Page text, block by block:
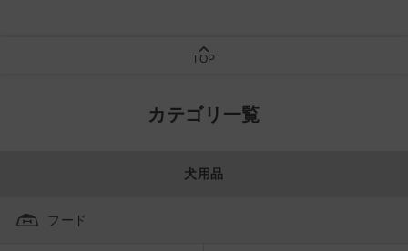
TOP
カテゴリ一覧
犬用品
フード